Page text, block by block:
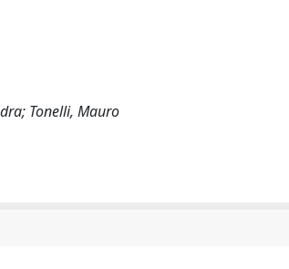
Tonelli, Mauro